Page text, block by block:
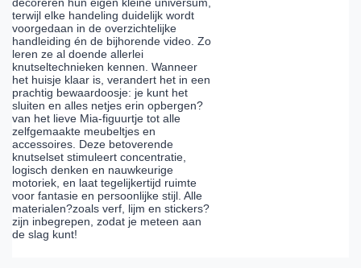
decoreren hun eigen kleine universum,
terwijl elke handeling duidelijk wordt
voorgedaan in de overzichtelijke
handleiding én de bijhorende video. Zo
leren ze al doende allerlei
knutseltechnieken kennen. Wanneer
het huisje klaar is, verandert het in een
prachtig bewaardoosje: je kunt het
sluiten en alles netjes erin opbergen?
van het lieve Mia-figuurtje tot alle
zelfgemaakte meubeltjes en
accessoires. Deze betoverende
knutselset stimuleert concentratie,
logisch denken en nauwkeurige
motoriek, en laat tegelijkertijd ruimte
voor fantasie en persoonlijke stijl. Alle
materialen?zoals verf, lijm en stickers?
zijn inbegrepen, zodat je meteen aan
de slag kunt!